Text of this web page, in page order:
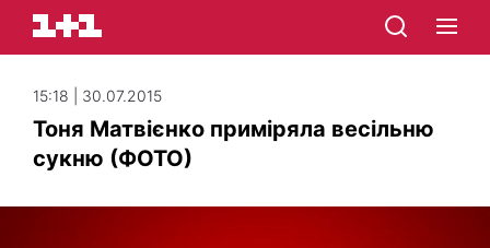
15:18 | 30.07.2015
Тоня Матвієнко приміряла весільню
сукню (ФОТО)